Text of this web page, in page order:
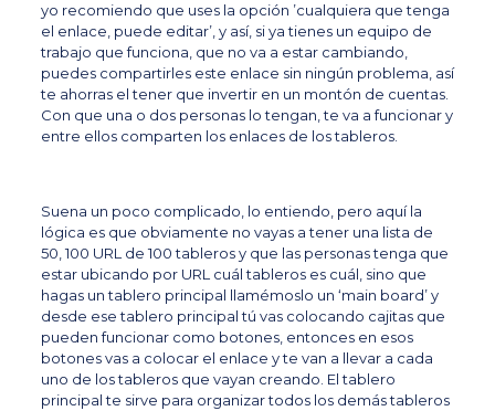
yo recomiendo que uses la opción ’cualquiera que tenga
el enlace, puede editar’, y así, si ya tienes un equipo de
trabajo que funciona, que no va a estar cambiando,
puedes compartirles este enlace sin ningún problema, así
te ahorras el tener que invertir en un montón de cuentas.
Con que una o dos personas lo tengan, te va a funcionar y
entre ellos comparten los enlaces de los tableros.
Suena un poco complicado, lo entiendo, pero aquí la
lógica es que obviamente no vayas a tener una lista de
50, 100 URL de 100 tableros y que las personas tenga que
estar ubicando por URL cuál tableros es cuál, sino que
hagas un tablero principal llamémoslo un ‘main board’ y
desde ese tablero principal tú vas colocando cajitas que
pueden funcionar como botones, entonces en esos
botones vas a colocar el enlace y te van a llevar a cada
uno de los tableros que vayan creando. El tablero
principal te sirve para organizar todos los demás tableros